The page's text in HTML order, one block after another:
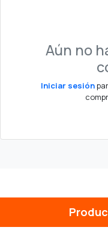
Aún no
Iniciar sesión